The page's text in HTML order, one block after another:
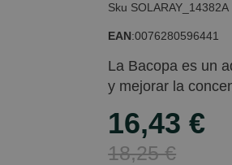
SOLARAY_14382A
EAN:0076280596441
La Bacopa es un
y mejorar la
Special
Price
16,43 €
18,25 €